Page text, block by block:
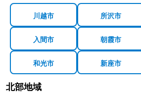
川越市 所沢市
入間市 朝霞市
和光市 新座市
北部地域